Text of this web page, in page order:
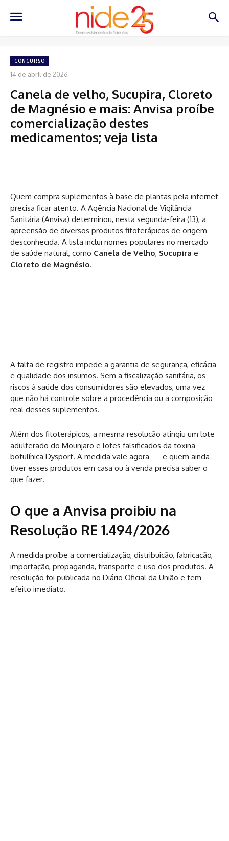
CONCURSO
14 de abril de 2026
Canela de velho, Sucupira, Cloreto
de Magnésio e mais: Anvisa proíbe
comercialização destes
medicamentos; veja lista
Quem compra suplementos à base de plantas pela internet
precisa ficar atento. A Agência Nacional de Vigilância
Sanitária (Anvisa) determinou, nesta segunda-feira (13), a
apreensão de diversos produtos fitoterápicos de origem
desconhecida. A lista inclui nomes populares no mercado
de saúde natural, como Canela de Velho, Sucupira e
Cloreto de Magnésio.
A falta de registro impede a garantia de segurança, eficácia
e qualidade dos insumos. Sem a fiscalização sanitária, os
riscos à saúde dos consumidores são elevados, uma vez
que não há controle sobre a procedência ou a composição
real desses suplementos.
Além dos fitoterápicos, a mesma resolução atingiu um lote
adulterado do Mounjaro e lotes falsificados da toxina
botulínica Dysport. A medida vale agora — e quem ainda
tiver esses produtos em casa ou à venda precisa saber o
que fazer.
O que a Anvisa proibiu na
Resolução RE 1.494/2026
A medida proíbe a comercialização, distribuição, fabricação,
importação, propaganda, transporte e uso dos produtos. A
resolução foi publicada no Diário Oficial da União e tem
efeito imediato.